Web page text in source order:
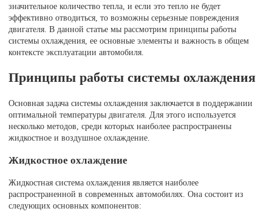
значительное количество тепла, и если это тепло не будет
эффективно отводиться, то возможны серьезные повреждения
двигателя. В данной статье мы рассмотрим принципы работы
системы охлаждения, ее основные элементы и важность в общем
контексте эксплуатации автомобиля.
Принципы работы системы охлаждения
Основная задача системы охлаждения заключается в поддержании
оптимальной температуры двигателя. Для этого используется
несколько методов, среди которых наиболее распространены
жидкостное и воздушное охлаждение.
Жидкостное охлаждение
Жидкостная система охлаждения является наиболее
распространенной в современных автомобилях. Она состоит из
следующих основных компонентов: